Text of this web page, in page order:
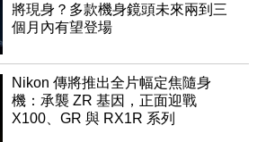
將現身？多款機身鏡頭未來兩到三
個月內有望登場
Nikon 傳將推出全片幅定焦隨身
機：承襲 ZR 基因，正面迎戰
X100、GR 與 RX1R 系列